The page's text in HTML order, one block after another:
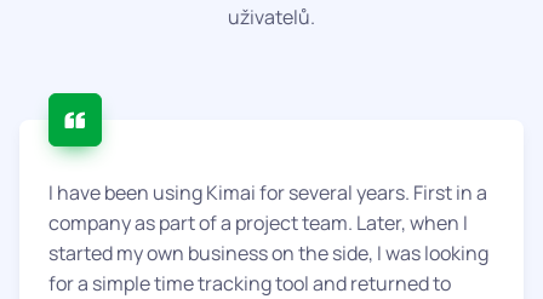
uživatelů.
I have been using Kimai for several years. First in a
company as part of a project team. Later, when I
started my own business on the side, I was looking
for a simple time tracking tool and returned to